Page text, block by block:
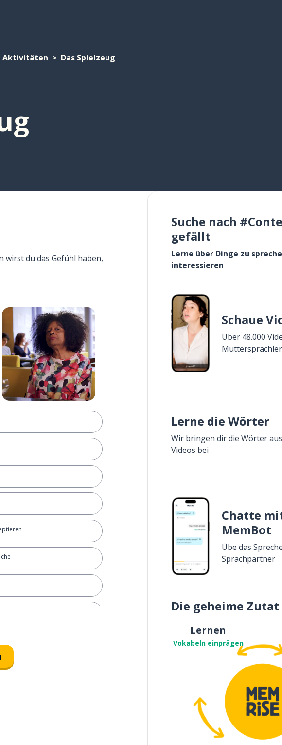
Aktivitäten Das Spielzeug
wirst du das Gefühl haben,
Suche nach
gefällt
Lerne über Dinge zu
interessieren
Schaue
Über 48.000
Lerne die Wörter
Wir bringen dir die Wörter
Videos bei
Chatte
MemBot
Übe das
Sprachpartner
Die geheime
Lernen
Vokabeln einprägen